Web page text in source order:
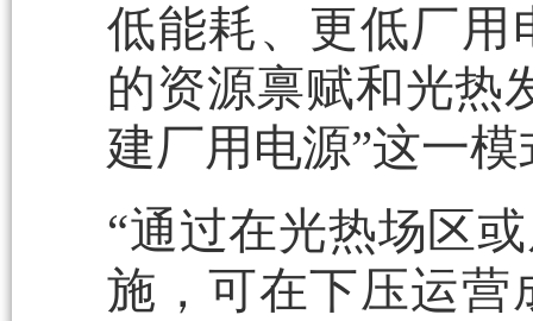
低能耗、更低厂用
的资源禀赋和光热
建厂用电源”这一
“通过在光热场区
施，可在下压运营